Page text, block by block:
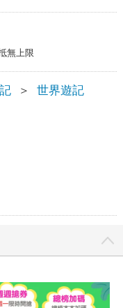
無上限
＞ 世界遊記